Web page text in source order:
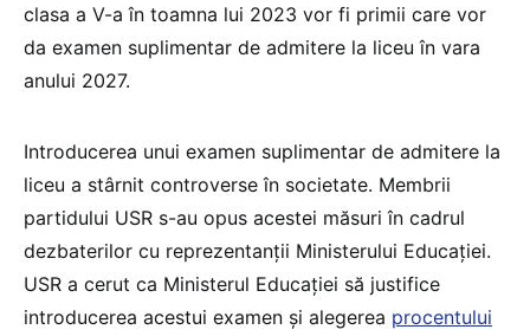
clasa a V-a în toamna lui 2023 vor fi primii care vor
da examen suplimentar de admitere la liceu în vara
anului 2027.
Introducerea unui examen suplimentar de admitere la
liceu a stârnit controverse în societate. Membrii
partidului USR s-au opus acestei măsuri în cadrul
dezbaterilor cu reprezentanții Ministerului Educației.
USR a cerut ca Ministerul Educației să justifice
introducerea acestui examen și alegerea procentului